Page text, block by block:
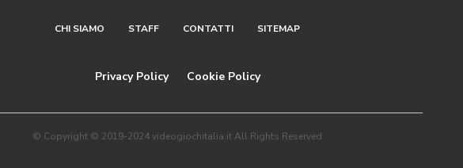
CHI SIAMO STAFF CONTATTI SITEMAP
Privacy Policy Cookie Policy
© Copyright © 2019-2024 videogiochitalia.it All Rights Reserved